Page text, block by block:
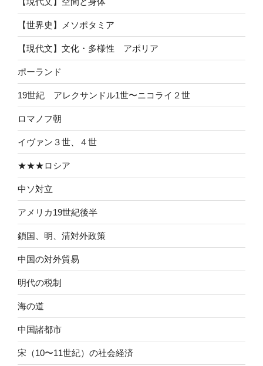
【世界史】メソポタミア
【現代文】文化・多様性 アポリア
ポーランド
19世紀 アレクサンドル1世〜ニコライ２世
ロマノフ朝
イヴァン３世、４世
★★★ロシア
中ソ対立
アメリカ19世紀後半
鎖国、明、清対外政策
中国の対外貿易
明代の税制
海の道
中国諸都市
宋（10〜11世紀）の社会経済